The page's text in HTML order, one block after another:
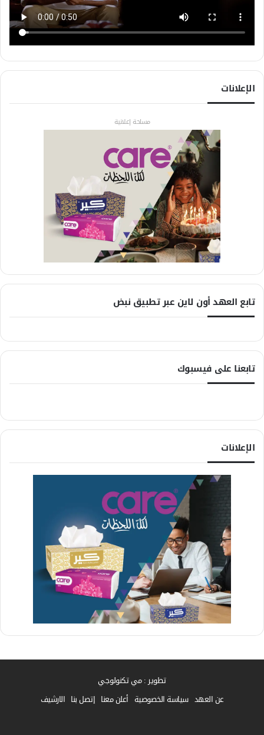
الإعلانات
مساحة إعلانية
تابع العهد أون لاين عبر تطبيق نبض
تابعنا على فيسبوك
الإعلانات
تطوير : مي تكنولوجي
عن العهد سياسة الخصوصية أعلن معنا إتصل بنا الارشيف